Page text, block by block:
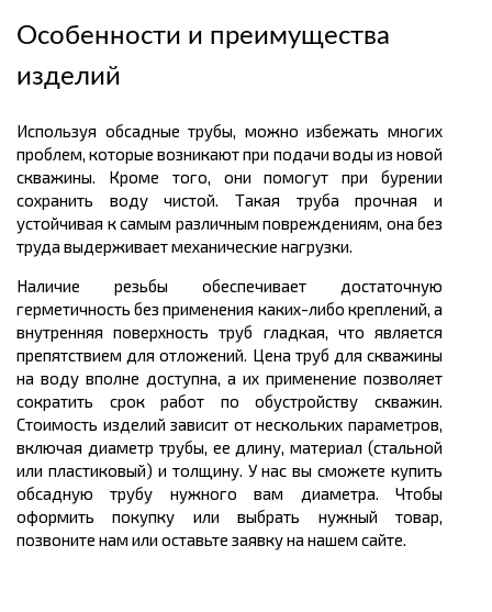
Особенности и преимущества
изделий
Используя обсадные трубы, можно избежать многих
проблем, которые возникают при подачи воды из новой
скважины. Кроме того, они помогут при бурении
сохранить воду чистой. Такая труба прочная и
устойчивая к самым различным повреждениям, она без
труда выдерживает механические нагрузки.
Наличие резьбы обеспечивает достаточную
герметичность без применения каких-либо креплений, а
внутренняя поверхность труб гладкая, что является
препятствием для отложений. Цена труб для скважины
на воду вполне доступна, а их применение позволяет
сократить срок работ по обустройству скважин.
Стоимость изделий зависит от нескольких параметров,
включая диаметр трубы, ее длину, материал (стальной
или пластиковый) и толщину. У нас вы сможете купить
обсадную трубу нужного вам диаметра. Чтобы
оформить покупку или выбрать нужный товар,
позвоните нам или оставьте заявку на нашем сайте.